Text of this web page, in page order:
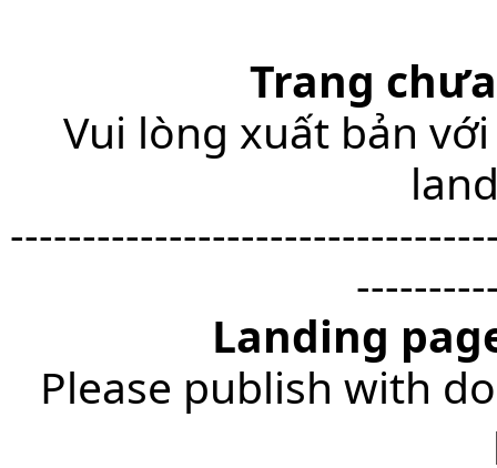
Trang
Vui lòng xuất bản
Landing
Please publish with